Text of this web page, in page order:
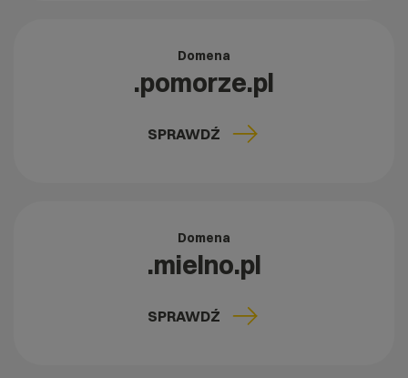
Domena
.pomorze.pl
SPRAWDŹ
Domena
.mielno.pl
SPRAWDŹ